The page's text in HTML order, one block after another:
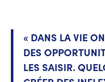
« DANS LA VIE
DES
LES SAISIR.